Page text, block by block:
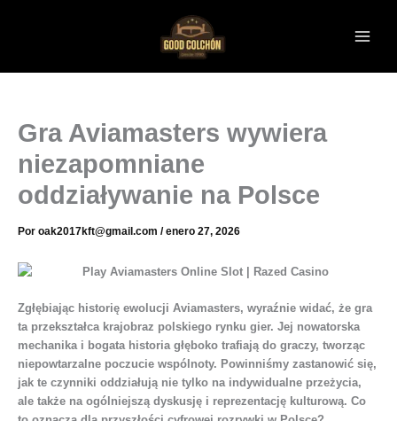
Gra Aviamasters wywiera
niezapomniane
oddziaływanie na Polsce
Por oak2017kft@gmail.com /enero 27, 2026
Zgłębiając historię ewolucji Aviamasters, wyraźnie widać, że gra
ta przekształca krajobraz polskiego rynku gier. Jej nowatorska
mechanika i bogata historia głęboko trafiają do graczy, tworząc
niepowtarzalne poczucie wspólnoty. Powinniśmy zastanowić się,
jak te czynniki oddziałują nie tylko na indywidualne przeżycia,
ale także na ogólniejszą dyskusję i reprezentację kulturową. Co